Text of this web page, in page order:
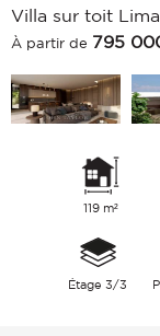
Villa sur toit
À partir de 795
119 m²
Étage 3/3